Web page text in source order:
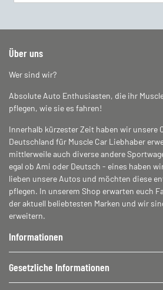
Über uns
Wer sind wir?
Absolute Auto Enthusiasten, die ihr
pflegen, wie sie es fahren!
Innerhalb kürzester Zeit haben wir unsere
Deutschland für Muscle Car Liebhaber
mittlerweile auch diverse andere
egal ob Ami oder Deutsch - eines haben
lieben unsere Autos und möchten diese
pflegen. In unserem Shop erwarten euch
der aktuell beliebtesten Marken und wir
erweitern.
Informationen
Gesetzliche Informationen